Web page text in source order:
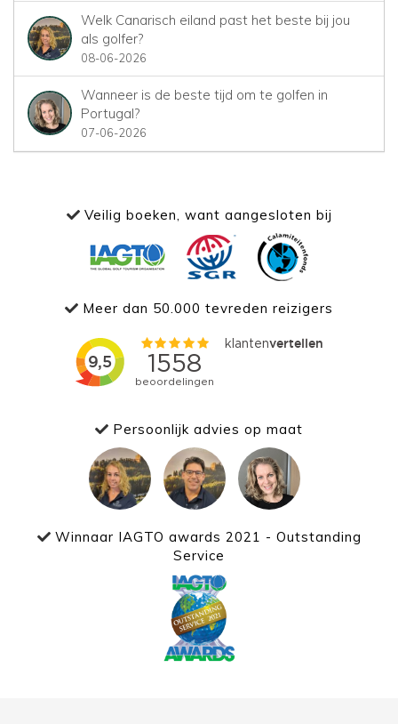
Welk Canarisch eiland past het beste bij jou
als golfer?
08-06-2026
Wanneer is de beste tijd om te golfen in
Portugal?
07-06-2026
Veilig boeken, want aangesloten bij
Meer dan 50.000 tevreden reizigers
Persoonlijk advies op maat
Winnaar IAGTO awards 2021 - Outstanding
Service